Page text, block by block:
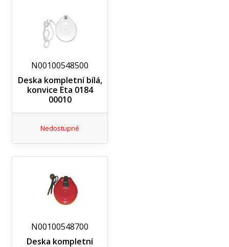
N00100548500
Deska kompletní bílá,
konvice Eta 0184
00010
Nedostupné
N00100548700
Deska kompletní